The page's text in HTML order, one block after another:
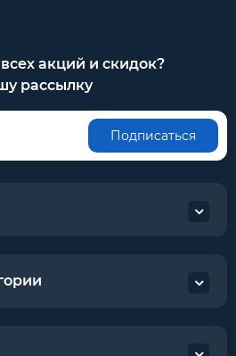
акций и скидок?
рассылку
Подписаться